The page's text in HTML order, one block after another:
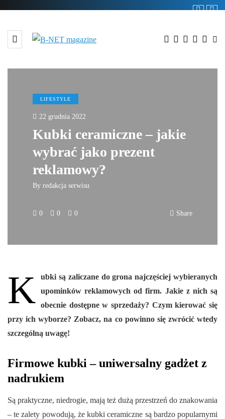
LIFESTYLE
22 grudnia 2022
Kubki ceramiczne – jakie
wybrać jako prezent
reklamowy?
By redakcja serwisu
0 0 0 Share
K ubki są zaliczane do grona najczęściej wybieranych
upominków reklamowych od firm. Jakie z nich są
obecnie dostępne w sprzedaży? Czym kierować się
przy ich wyborze? Zobacz, na co powinno się zwrócić wtedy
szczególną uwagę!
Firmowe kubki – uniwersalny gadżet z
nadrukiem
Są praktyczne, niedrogie, mają też dużą przestrzeń do znakowania
– te zalety powodują, że kubki ceramiczne są bardzo popularnymi